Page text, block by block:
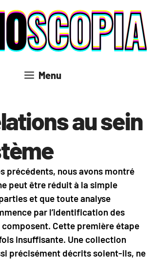
Menu
au sein
précédents, nous avons montré
peut être réduit à la simple
et que toute analyse
par l’identification des
Cette première étape
insuffisante. Une collection
précisément décrits soient-ils, ne